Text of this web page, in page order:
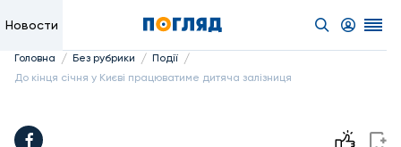
Новости
Головна / Без рубрики / Події /
До кінця січня у Києві працюватиме дитяча залізниця